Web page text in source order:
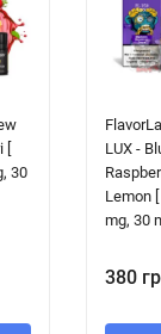
30
LUX -
Lemon
mg, 30
380